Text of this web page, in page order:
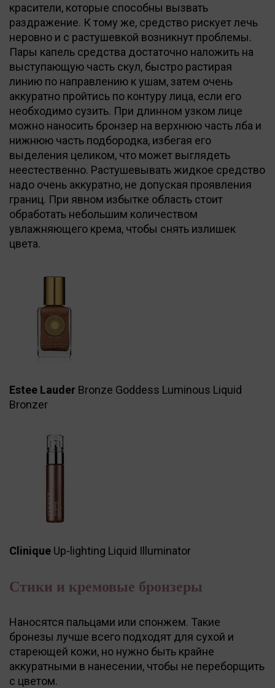
красители, которые способны вызвать
раздражение. К тому же, средство рискует лечь
неровно и с растушевкой возникнут проблемы.
Пары капель средства достаточно наложить на
выступающую часть скул, быстро растирая
линию по направлению к ушам, затем очень
аккуратно пройтись по контуру лица, если его
необходимо сузить. При длинном узком лице
можно наносить бронзер на верхнюю часть лба и
нижнюю часть подбородка, избегая его
выделения целиком, что может выглядеть
неестественно. Растушевывать жидкое средство
надо очень аккуратно, не допуская проявления
границ. При явном избытке область стоит
обработать небольшим количеством
увлажняющего крема, чтобы снять излишек
цвета.
Estee Lauder Bronze Goddess Luminous Liquid
Bronzer
Сlinique Up-lighting Liquid Illuminator
Стики и кремовые бронзеры
Наносятся пальцами или спонжем. Такие
бронезы лучше всего подходят для сухой и
стареющей кожи, но нужно быть крайне
аккуратными в нанесении, чтобы не переборщить
с цветом.